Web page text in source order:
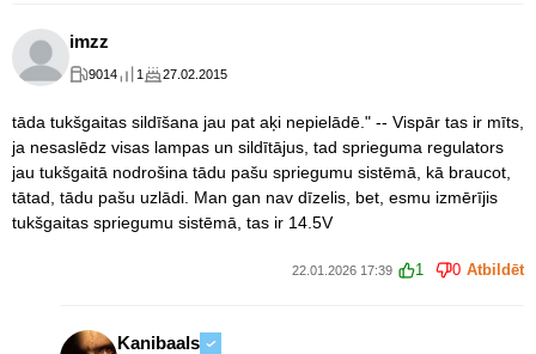
imzz
9014 1 27.02.2015
tāda tukšgaitas sildīšana jau pat aķi nepielādē." -- Vispār tas ir mīts,
ja nesaslēdz visas lampas un sildītājus, tad sprieguma regulators
jau tukšgaitā nodrošina tādu pašu spriegumu sistēmā, kā braucot,
tātad, tādu pašu uzlādi. Man gan nav dīzelis, bet, esmu izmērījis
tukšgaitas spriegumu sistēmā, tas ir 14.5V
22.01.2026 17:39 1 0 Atbildēt
Kanibaals